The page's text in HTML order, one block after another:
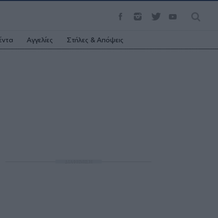
Αγγελίες Στήλες & Απόψεις